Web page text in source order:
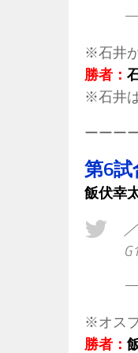
—
※石井
勝者：
※石井
ーーー
第6試
飯伏幸
／
—
※オス
勝者：